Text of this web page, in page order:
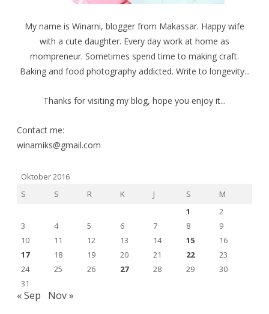
My name is Winarni, blogger from Makassar. Happy wife
with a cute daughter. Every day work at home as
mompreneur. Sometimes spend time to making craft.
Baking and food photography addicted. Write to longevity...
Thanks for visiting my blog, hope you enjoy it...
Contact me:
winarniks@gmail.com
Oktober 2016
S
S R K J S
M
1
2
3
4 5 6 7 8
9
10
11 12 13 14 15
16
17
18 19 20 21 22
23
24
25 26 27 28 29
30
31
« Sep Nov »